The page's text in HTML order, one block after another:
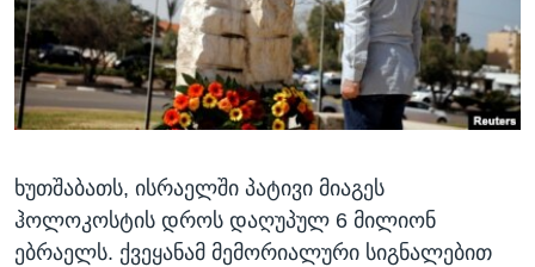
ᲡᲢᲣᲓᲘᲐ ᲕᲐᲨᲘᲜᲒᲢᲝᲜᲘ
ᲔᲙᲝᲜᲝᲛᲘᲙᲐ
ᲯᲐᲜᲛᲠᲗᲔᲚᲝᲑᲐ
ᲛᲔᲪᲜᲘᲔᲠᲔᲑᲐ
ᲙᲣᲚᲢᲣᲠᲐ
ᲒᲐᲚᲘᲚᲔᲝ
Learning English
ᲗᲕᲐᲚᲘ ᲒᲕᲐᲓᲔᲕᲜᲔᲗ
ენები
ხუთშაბათს, ისრაელში პატივი მიაგეს
ჰოლოკოსტის დროს დაღუპულ 6 მილიონ
ებრაელს. ქვეყანამ მემორიალური სიგნალებით